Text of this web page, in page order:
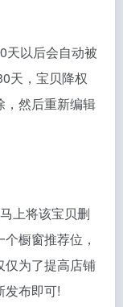
天以后会自动被
天，宝贝降权
，然后重新编辑
上将该宝贝删
橱窗推荐位，
仅为了提高店铺
发布即可!